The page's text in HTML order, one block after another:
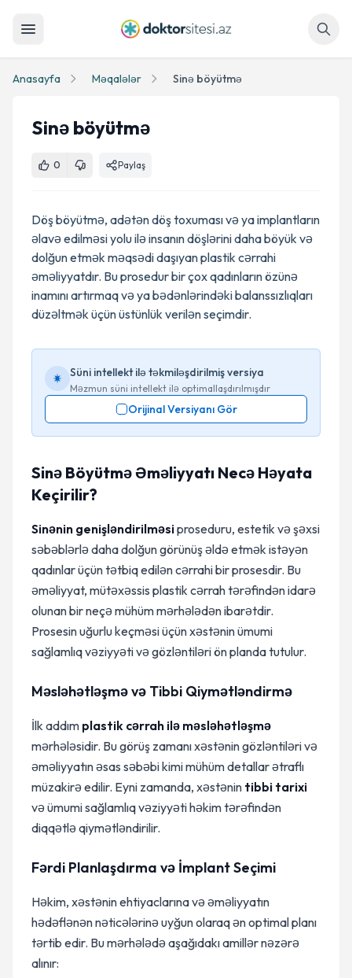
Anasayfa Məqalələr Sinə böyütmə
Sinə böyütmə
0 Paylaş
Döş böyütmə, adətən döş toxuması və ya implantların
əlavə edilməsi yolu ilə insanın döşlərini daha böyük və
dolğun etmək məqsədi daşıyan plastik cərrahi
əməliyyatdır. Bu prosedur bir çox qadınların özünə
inamını artırmaq və ya bədənlərindəki balanssızlıqları
düzəltmək üçün üstünlük verilən seçimdir.
Süni intellekt ilə təkmiləşdirilmiş versiya
Məzmun süni intellekt ilə optimallaşdırılmışdır
Orijinal Versiyanı Gör
Sinə Böyütmə Əməliyyatı Necə Həyata
Keçirilir?
Sinənin genişləndirilməsiproseduru, estetik və şəxsi
səbəblərlə daha dolğun görünüş əldə etmək istəyən
qadınlar üçün tətbiq edilən cərrahi bir prosesdir. Bu
əməliyyat, mütəxəssis plastik cərrah tərəfindən idarə
olunan bir neçə mühüm mərhələdən ibarətdir.
Prosesin uğurlu keçməsi üçün xəstənin ümumi
sağlamlıq vəziyyəti və gözləntiləri ön planda tutulur.
Məsləhətləşmə və Tibbi Qiymətləndirmə
İlk addım plastik cərrah ilə məsləhətləşmə
mərhələsidir. Bu görüş zamanı xəstənin gözləntiləri və
əməliyyatın əsas səbəbi kimi mühüm detallar ətraflı
müzakirə edilir. Eyni zamanda, xəstənin tibbi tarixi
və ümumi sağlamlıq vəziyyəti həkim tərəfindən
diqqətlə qiymətləndirilir.
Fərdi Planlaşdırma və İmplant Seçimi
Həkim, xəstənin ehtiyaclarına və əməliyyatın
hədəflənən nəticələrinə uyğun olaraq ən optimal planı
tərtib edir. Bu mərhələdə aşağıdakı amillər nəzərə
alınır: